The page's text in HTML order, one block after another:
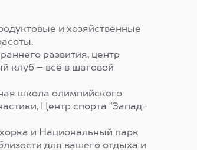
и хозяйственные
развития, центр
клуб – всё в шаговой
школа олимпийского
Центр спорта "Запад-
и Национальный парк
для вашего отдыха и